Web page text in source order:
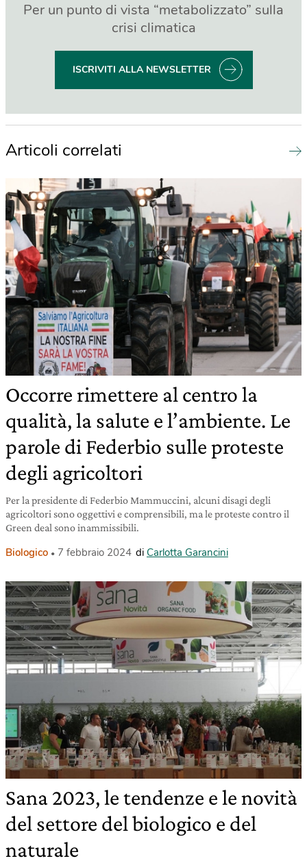
Per un punto di vista “metabolizzato” sulla
crisi climatica
ISCRIVITI ALLA NEWSLETTER
Articoli correlati
Occorre rimettere al centro la
qualità, la salute e l’ambiente. Le
parole di Federbio sulle proteste
degli agricoltori
Per la presidente di Federbio Mammuccini, alcuni disagi degli
agricoltori sono oggettivi e comprensibili, ma le proteste contro il
Green deal sono inammissibili.
Biologico 7 febbraio 2024 di Carlotta Garancini
Sana 2023, le tendenze e le novità
del settore del biologico e del
naturale